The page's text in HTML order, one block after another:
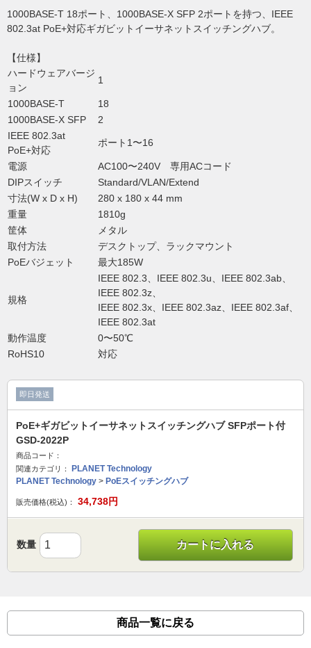
1000BASE-T 18ポート、1000BASE-X SFP 2ポートを持つ、IEEE
802.3at PoE+対応ギガビットイーサネットスイッチングハブ。
【仕様】
ハードウェアバージ
ョン
1
1000BASE-T
18
1000BASE-X SFP
2
IEEE 802.3at
PoE+対応
ポート1〜16
電源
AC100〜240V 専用ACコード
DIPスイッチ
Standard/VLAN/Extend
寸法(W x D x H)
280 x 180 x 44 mm
重量
1810g
筐体
メタル
取付方法
デスクトップ、ラックマウント
PoEバジェット
最大185W
規格
IEEE 802.3、IEEE 802.3u、IEEE 802.3ab、
IEEE 802.3z、
IEEE 802.3x、IEEE 802.3az、IEEE 802.3af、
IEEE 802.3at
動作温度
0〜50℃
RoHS10
対応
即日発送
PoE+ギガビットイーサネットスイッチングハブ SFPポート付
GSD-2022P
商品コード：
関連カテゴリ：
PLANET Technology
PLANET Technology > PoEスイッチングハブ
販売価格(税込)： 34,738円
数量 カートに入れる
商品一覧に戻る